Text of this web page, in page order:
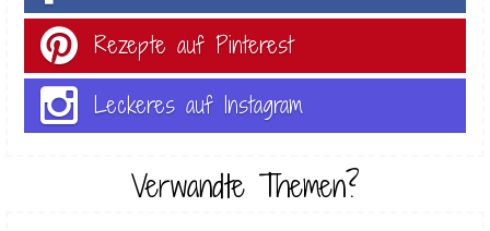
Rezepte auf Pinterest
Leckeres auf Instagram
Verwandte Themen?